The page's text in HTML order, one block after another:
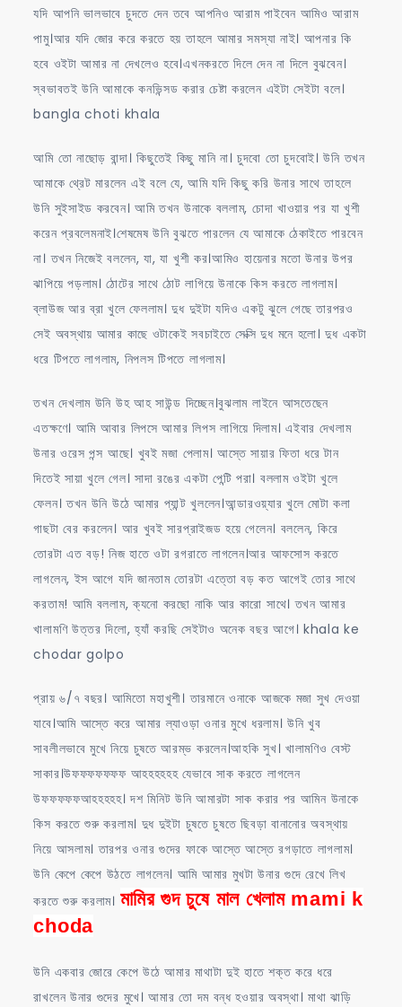
যদি আপনি ভালভাবে চুদতে দেন তবে আপনিও আরাম পাইবেন আমিও আরাম
পামু।আর যদি জোর করে করতে হয় তাহলে আমার সমস্যা নাই। আপনার কি
হবে ওইটা আমার না দেখলেও হবে।এখনকরতে দিলে দেন না দিলে বুঝবেন।
স্বভাবতই উনি আমাকে কনভিন্সড করার চেষ্টা করলেন এইটা সেইটা বলে।
bangla choti khala
আমি তো নাছোড় বান্দা। কিছুতেই কিছু মানি না। চুদবো তো চুদবোই। উনি তখন
আমাকে থ্রেট মারলেন এই বলে যে, আমি যদি কিছু করি উনার সাথে তাহলে
উনি সুইসাইড করবেন। আমি তখন উনাকে বললাম, চোদা খাওয়ার পর যা খুশী
করেন প্রবলেমনাই।শেষমেষ উনি বুঝতে পারলেন যে আমাকে ঠেকাইতে পারবেন
না। তখন নিজেই বললেন, যা, যা খুশী কর।আমিও হায়েনার মতো উনার উপর
ঝাপিয়ে পড়লাম। ঠোটের সাথে ঠোট লাগিয়ে উনাকে কিস করতে লাগলাম।
ব্লাউজ আর ব্রা খুলে ফেললাম। দুধ দুইটা যদিও একটু ঝুলে গেছে তারপরও
সেই অবস্থায় আমার কাছে ওটাকেই সবচাইতে সেক্সি দুধ মনে হলো। দুধ একটা
ধরে টিপতে লাগলাম, নিপলস টিপতে লাগলাম।
তখন দেখলাম উনি উহ আহ সাউন্ড দিচ্ছেন।বুঝলাম লাইনে আসতেছেন
এতক্ষণে। আমি আবার লিপসে আমার লিপস লাগিয়ে দিলাম। এইবার দেখলাম
উনার ওরেস পন্স আছে। খুবই মজা পেলাম। আস্তে সায়ার ফিতা ধরে টান
দিতেই সায়া খুলে গেল। সাদা রঙের একটা পেন্টি পরা। বললাম ওইটা খুলে
ফেলন। তখন উনি উঠে আমার প্যান্ট খুললেন।আন্ডারওয়্যার খুলে মোটা কলা
গাছটা বের করলেন। আর খুবই সারপ্রাইজড হয়ে গেলেন। বললেন, কিরে
তোরটা এত বড়! নিজ হাতে ওটা রগরাতে লাগলেন।আর আফসোস করতে
লাগলেন, ইস আগে যদি জানতাম তোরটা এত্তো বড় কত আগেই তোর সাথে
করতাম! আমি বললাম, ক্যনো করছো নাকি আর কারো সাথে। তখন আমার
খালামণি উত্তর দিলো, হ্যাঁ করছি সেইটাও অনেক বছর আগে। khala ke
chodar golpo
প্রায় ৬/৭ বছর। আমিতো মহাখুশী। তারমানে ওনাকে আজকে মজা সুখ দেওয়া
যাবে।আমি আস্তে করে আমার ল্যাওড়া ওনার মুখে ধরলাম। উনি খুব
সাবলীলভাবে মুখে নিয়ে চুষতে আরম্ভ করলেন।আহকি সুখ। খালামণিও বেস্ট
সাকার।উফফফফফফফ আহহহহহহ যেভাবে সাক করতে লাগলেন
উফফফফফআহহহহহ। দশ মিনিট উনি আমারটা সাক করার পর আমিন উনাকে
কিস করতে শুরু করলাম। দুধ দুইটা চুষতে চুষতে ছিবড়া বানানোর অবস্থায়
নিয়ে আসলাম। তারপর ওনার গুদের ফাকে আস্তে আস্তে রগড়াতে লাগলাম।
উনি কেপে কেপে উঠতে লাগলেন। আমি আমার মুখটা উনার গুদে রেখে লিখ
করতে শুরু করলাম। মামির গুদ চুষে মাল খেলাম mami k
choda
উনি একবার জোরে কেপে উঠে আমার মাথাটা দুই হাতে শক্ত করে ধরে
রাখলেন উনার গুদের মুখে। আমার তো দম বন্ধ হওয়ার অবস্থা। মাথা ঝাড়ি